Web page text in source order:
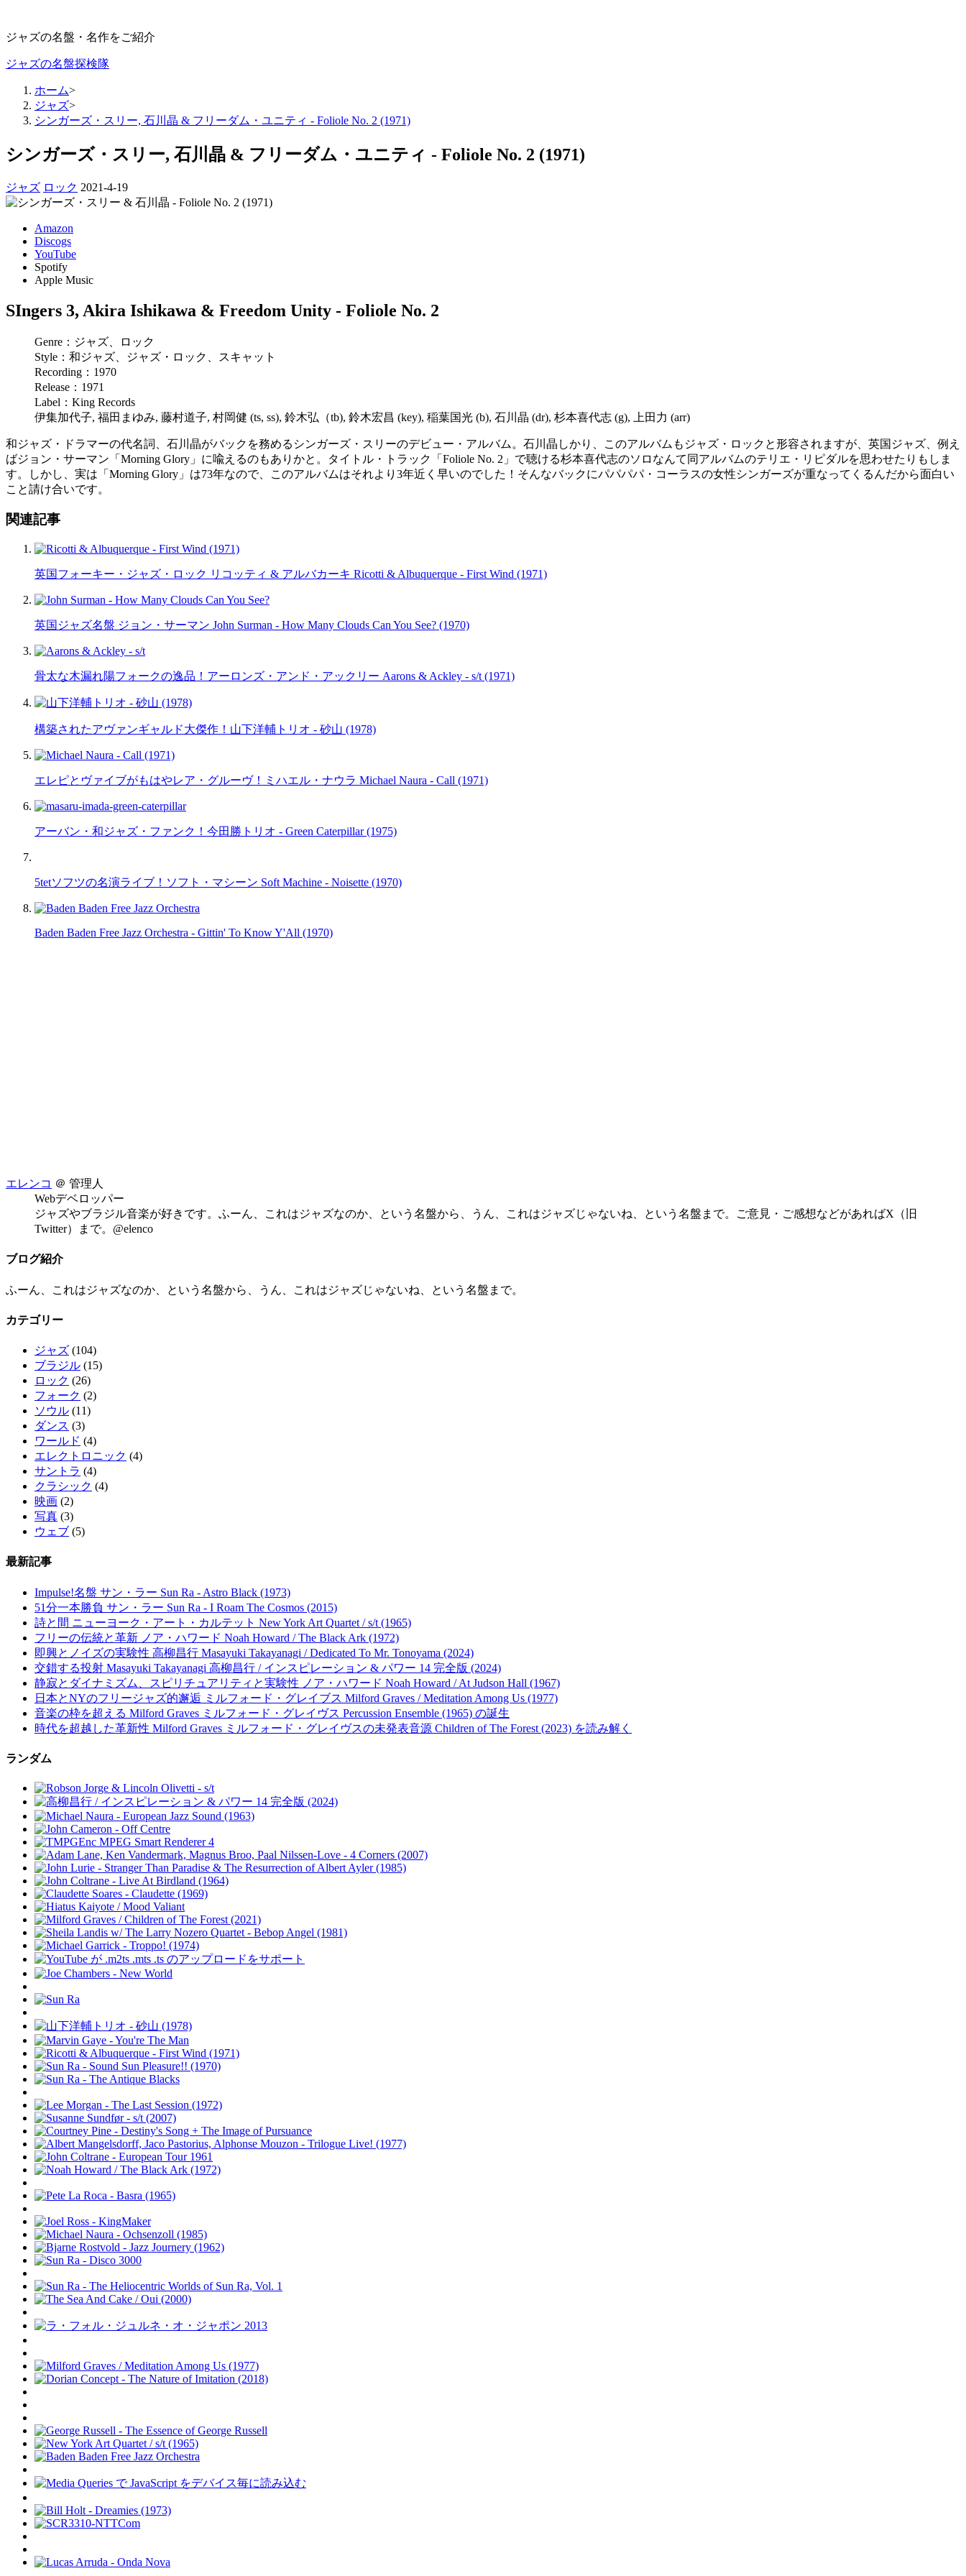
ジャズの名盤・名作をご紹介
ジャズの名盤探検隊
ホーム>
ジャズ>
シンガーズ・スリー, 石川晶 & フリーダム・ユニティ - Foliole No. 2 (1971)
シンガーズ・スリー, 石川晶 & フリーダム・ユニティ - Foliole No. 2 (1971)
ジャズ ロック 2021-4-19
Amazon
Discogs
YouTube
Spotify
Apple Music
SIngers 3, Akira Ishikawa & Freedom Unity - Foliole No. 2
Genre：ジャズ、ロック
Style：和ジャズ、ジャズ・ロック、スキャット
Recording：1970
Release：1971
Label：King Records
伊集加代子, 福田まゆみ, 藤村道子, 村岡健 (ts, ss), 鈴木弘（tb), 鈴木宏昌 (key), 稲葉国光 (b), 石川晶 (dr), 杉本喜代志 (g), 上田力 (arr)
和ジャズ・ドラマーの代名詞、石川晶がバックを務めるシンガーズ・スリーのデビュー・アルバム。石川晶しかり、このアルバムもジャズ・ロックと形容されますが、英国ジャズ、例え
ばジョン・サーマン「Morning Glory」に喩えるのもありかと。タイトル・トラック「Foliole No. 2」で聴ける杉本喜代志のソロなんて同アルバムのテリエ・リピダルを思わせたりもしま
す。しかし、実は「Morning Glory」は73年なので、このアルバムはそれより3年近く早いのでした！そんなバックにパパパパ・コーラスの女性シンガーズが重なってくるんだから面白い
こと請け合いです。
関連記事
英国フォーキー・ジャズ・ロック リコッティ & アルバカーキ Ricotti & Albuquerque - First Wind (1971)
英国ジャズ名盤 ジョン・サーマン John Surman - How Many Clouds Can You See? (1970)
骨太な木漏れ陽フォークの逸品！アーロンズ・アンド・アックリー Aarons & Ackley - s/t (1971)
構築されたアヴァンギャルド大傑作！山下洋輔トリオ - 砂山 (1978)
エレピとヴァイブがもはやレア・グルーヴ！ミハエル・ナウラ Michael Naura - Call (1971)
アーバン・和ジャズ・ファンク！今田勝トリオ - Green Caterpillar (1975)
5tetソフツの名演ライブ！ソフト・マシーン Soft Machine - Noisette (1970)
Baden Baden Free Jazz Orchestra - Gittin' To Know Y'All (1970)
エレンコ ＠ 管理人
Webデベロッパー
ジャズやブラジル音楽が好きです。ふーん、これはジャズなのか、という名盤から、うん、これはジャズじゃないね、という名盤まで。ご意見・ご感想などがあればX（旧
Twitter）まで。@elenco
ブログ紹介
ふーん、これはジャズなのか、という名盤から、うん、これはジャズじゃないね、という名盤まで。
カテゴリー
ジャズ (104)
ブラジル (15)
ロック (26)
フォーク (2)
ソウル (11)
ダンス (3)
ワールド (4)
エレクトロニック (4)
サントラ (4)
クラシック (4)
映画 (2)
写真 (3)
ウェブ (5)
最新記事
Impulse!名盤 サン・ラー Sun Ra - Astro Black (1973)
51分一本勝負 サン・ラー Sun Ra - I Roam The Cosmos (2015)
詩と間 ニューヨーク・アート・カルテット New York Art Quartet / s/t (1965)
フリーの伝統と革新 ノア・ハワード Noah Howard / The Black Ark (1972)
即興とノイズの実験性 高柳昌行 Masayuki Takayanagi / Dedicated To Mr. Tonoyama (2024)
交錯する投射 Masayuki Takayanagi 高柳昌行 / インスピレーション & パワー 14 完全版 (2024)
静寂とダイナミズム、スピリチュアリティと実験性 ノア・ハワード Noah Howard / At Judson Hall (1967)
日本とNYのフリージャズ的邂逅 ミルフォード・グレイブス Milford Graves / Meditation Among Us (1977)
音楽の枠を超える Milford Graves ミルフォード・グレイヴス Percussion Ensemble (1965) の誕生
時代を超越した革新性 Milford Graves ミルフォード・グレイヴスの未発表音源 Children of The Forest (2023) を読み解く
ランダム